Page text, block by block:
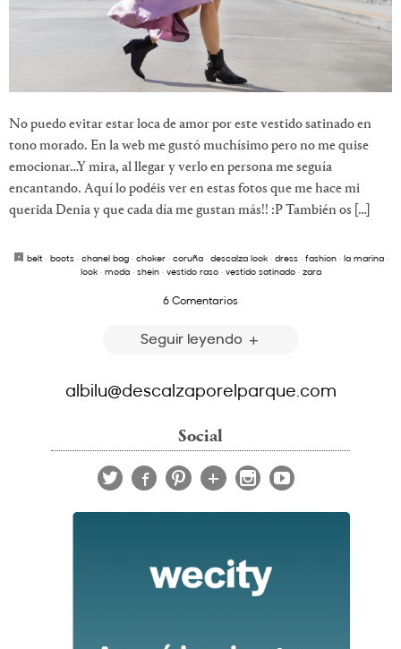
No puedo evitar estar loca de amor por este vestido satinado en
tono morado. En la web me gustó muchísimo pero no me quise
emocionar…Y mira, al llegar y verlo en persona me seguía
encantando. Aquí lo podéis ver en estas fotos que me hace mi
querida Denia y que cada día me gustan más!! :P También os […]
belt· boots· chanel bag· choker· coruña· descalza look· dress· fashion· la marina·
look· moda· shein· vestido raso· vestido satinado· zara
6 Comentarios
Seguir leyendo
albilu@descalzaporelparque.com
Social